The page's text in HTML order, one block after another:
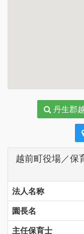
丹生郡
越前町役場／保
法人名称
園長名
主任保育士